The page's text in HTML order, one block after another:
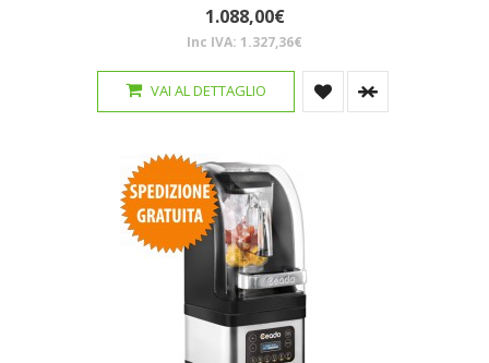
1.088,00€
Inc IVA: 1.327,36€
VAI AL DETTAGLIO